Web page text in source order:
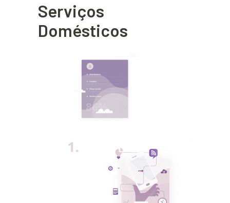
Serviços
Domésticos